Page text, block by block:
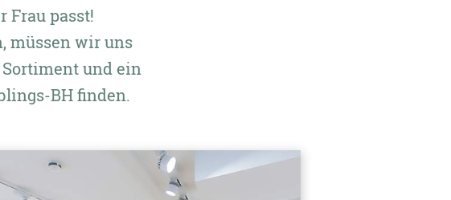
Frau passt!
müssen wir uns
und ein
BH finden.